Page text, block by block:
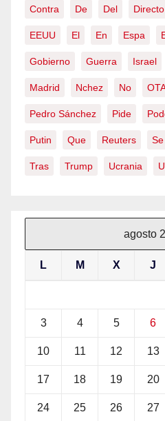
Contra De Del Directo
EEUU El En Espa
Gobierno Guerra Israel
Madrid Nchez No
Pedro Sánchez Pide
Putin Que Reuters Se
Tras Trump Ucrania
agosto
L M X J
3 4 5 6
10 11 12 13
17 18 19 20
24 25 26 27